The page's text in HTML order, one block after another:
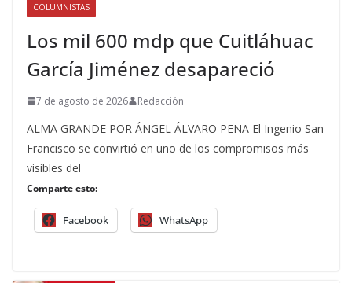
COLUMNISTAS
Los mil 600 mdp que Cuitláhuac
García Jiménez desapareció
7 de agosto de 2026 Redacción
ALMA GRANDE POR ÁNGEL ÁLVARO PEÑA El Ingenio San
Francisco se convirtió en uno de los compromisos más
visibles del
Comparte esto:
Facebook WhatsApp